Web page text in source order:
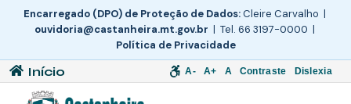
Encarregado (DPO) de Proteção de Dados:Cleire Carvalho |
ouvidoria@castanheira.mt.gov.br | Tel. 66 3197-0000 |
Política de Privacidade
Início A- A+ A Contraste Dislexia